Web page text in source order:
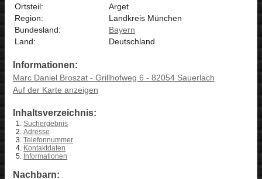
Ortsteil:
Arget
Region:
Landkreis München
Bundesland:
Bayern
Land:
Deutschland
Informationen:
Marc Daniel Broszat - Grillhofweg 6 - 82054 Sauerlach
Auf der Karte anzeigen
Inhaltsverzeichnis:
Suchergebnis
Adresse
Telefonnummer
Kontaktdaten
Informationen
Nachbarn: